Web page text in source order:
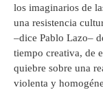
los imaginarios de
una resistencia
–dice Pablo Lazo–
tiempo creativa, de
quiebre sobre una
violenta y